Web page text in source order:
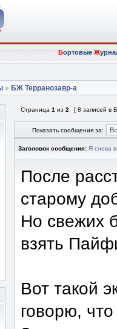
БортовыеЖ
» БЖ Терранозавр-а
Страница 1 из 2 [ 8 записей в
Показать сообщения за:
Заголовок сообщения: Я снова
После
старому
Но свежих
взять
Вот такой
говорю,